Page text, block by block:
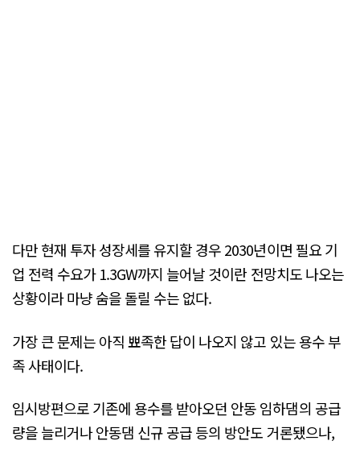
다만 현재 투자 성장세를 유지할 경우 2030년이면 필요 기
업 전력 수요가 1.3GW까지 늘어날 것이란 전망치도 나오는
상황이라 마냥 숨을 돌릴 수는 없다.
가장 큰 문제는 아직 뾰족한 답이 나오지 않고 있는 용수 부
족 사태이다.
임시방편으로 기존에 용수를 받아오던 안동 임하댐의 공급
량을 늘리거나 안동댐 신규 공급 등의 방안도 거론됐으나,